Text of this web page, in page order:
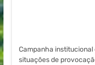
Campanha
situações de